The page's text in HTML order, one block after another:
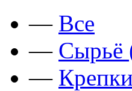
— Все
— Сырьё
—